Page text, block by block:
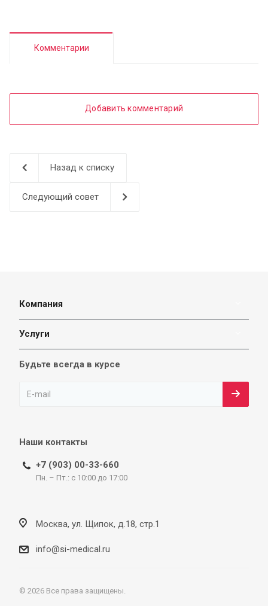
Комментарии
Добавить комментарий
Назад к списку
Следующий совет
Компания
Услуги
Будьте всегда в курсе
Наши контакты
+7 (903) 00-33-660
Пн. – Пт.: с 10:00 до 17:00
Москва, ул. Щипок, д.18, стр.1
info@si-medical.ru
© 2026 Все права защищены.